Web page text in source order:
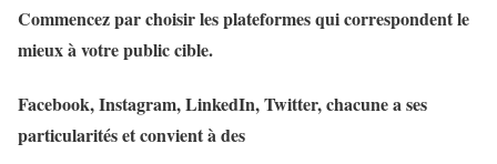
Commencez par choisir les plateformes qui correspondent le
mieux à votre public cible.
Facebook, Instagram, LinkedIn, Twitter, chacune a ses
particularités et convient à des